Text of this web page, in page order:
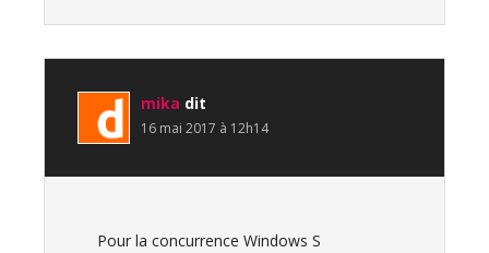
mika dit
16 mai 2017 à 12h14
Pour la concurrence Windows S